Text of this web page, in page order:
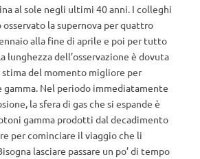
al sole negli ultimi 40 anni. I colleghi
osservato la supernova per quattro
alla fine di aprile e poi per tutto
lunghezza dell’osservazione è dovuta
stima del momento migliore per
gamma. Nel periodo immediatamente
la sfera di gas che si espande è
gamma prodotti dal decadimento
per cominciare il viaggio che li
lasciare passare un po’ di tempo